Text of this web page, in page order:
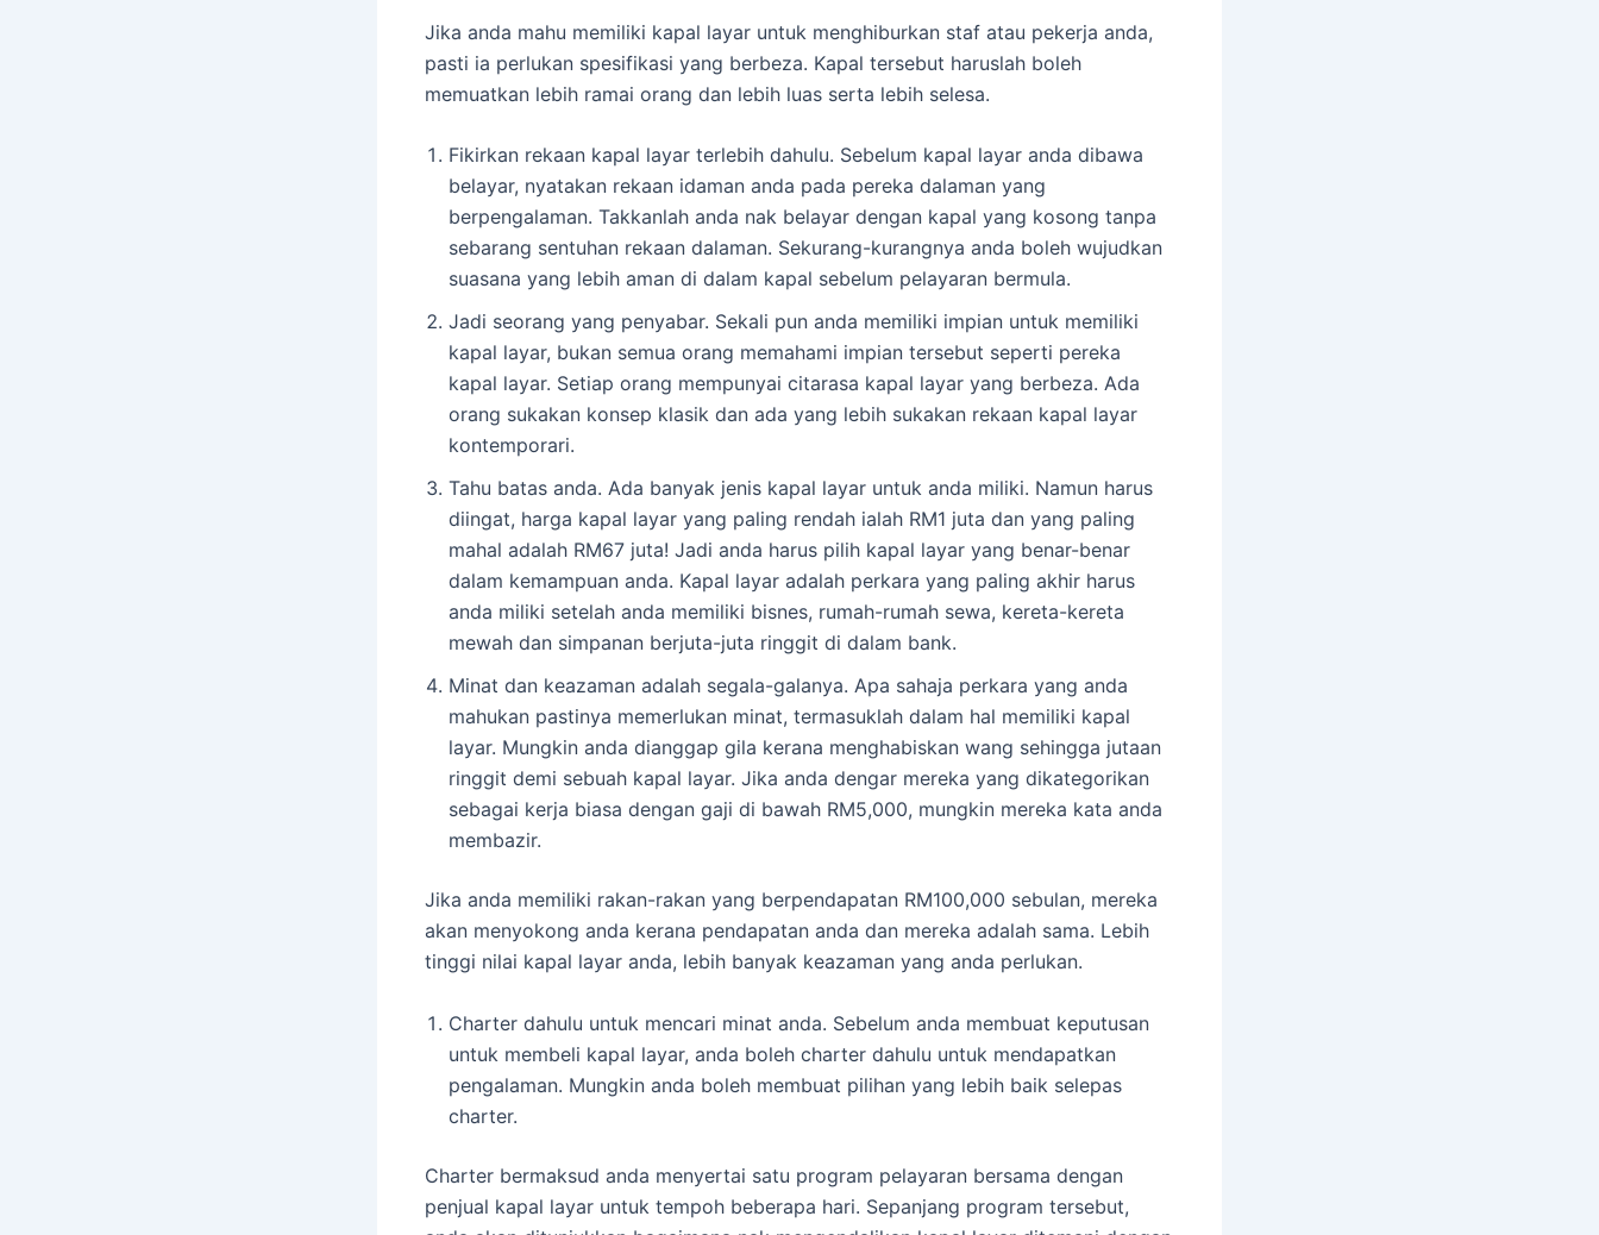
Jika anda mahu memiliki kapal layar untuk menghiburkan staf atau pekerja anda,
pasti ia perlukan spesifikasi yang berbeza. Kapal tersebut haruslah boleh
memuatkan lebih ramai orang dan lebih luas serta lebih selesa.
Fikirkan rekaan kapal layar terlebih dahulu. Sebelum kapal layar anda dibawa
belayar, nyatakan rekaan idaman anda pada pereka dalaman yang
berpengalaman. Takkanlah anda nak belayar dengan kapal yang kosong tanpa
sebarang sentuhan rekaan dalaman. Sekurang-kurangnya anda boleh wujudkan
suasana yang lebih aman di dalam kapal sebelum pelayaran bermula.
Jadi seorang yang penyabar. Sekali pun anda memiliki impian untuk memiliki
kapal layar, bukan semua orang memahami impian tersebut seperti pereka
kapal layar. Setiap orang mempunyai citarasa kapal layar yang berbeza. Ada
orang sukakan konsep klasik dan ada yang lebih sukakan rekaan kapal layar
kontemporari.
Tahu batas anda. Ada banyak jenis kapal layar untuk anda miliki. Namun harus
diingat, harga kapal layar yang paling rendah ialah RM1 juta dan yang paling
mahal adalah RM67 juta! Jadi anda harus pilih kapal layar yang benar-benar
dalam kemampuan anda. Kapal layar adalah perkara yang paling akhir harus
anda miliki setelah anda memiliki bisnes, rumah-rumah sewa, kereta-kereta
mewah dan simpanan berjuta-juta ringgit di dalam bank.
Minat dan keazaman adalah segala-galanya. Apa sahaja perkara yang anda
mahukan pastinya memerlukan minat, termasuklah dalam hal memiliki kapal
layar. Mungkin anda dianggap gila kerana menghabiskan wang sehingga jutaan
ringgit demi sebuah kapal layar. Jika anda dengar mereka yang dikategorikan
sebagai kerja biasa dengan gaji di bawah RM5,000, mungkin mereka kata anda
membazir.
Jika anda memiliki rakan-rakan yang berpendapatan RM100,000 sebulan, mereka
akan menyokong anda kerana pendapatan anda dan mereka adalah sama. Lebih
tinggi nilai kapal layar anda, lebih banyak keazaman yang anda perlukan.
Charter dahulu untuk mencari minat anda. Sebelum anda membuat keputusan
untuk membeli kapal layar, anda boleh charter dahulu untuk mendapatkan
pengalaman. Mungkin anda boleh membuat pilihan yang lebih baik selepas
charter.
Charter bermaksud anda menyertai satu program pelayaran bersama dengan
penjual kapal layar untuk tempoh beberapa hari. Sepanjang program tersebut,